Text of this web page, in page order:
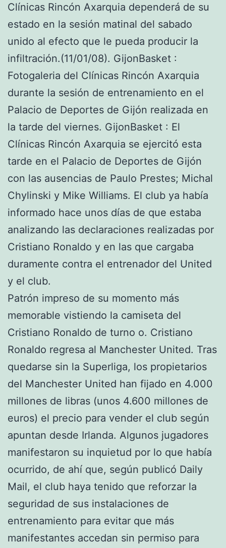
Clínicas Rincón Axarquia dependerá de su
estado en la sesión matinal del sabado
unido al efecto que le pueda producir la
infiltración.(11/01/08). GijonBasket :
Fotogaleria del Clínicas Rincón Axarquia
durante la sesión de entrenamiento en el
Palacio de Deportes de Gijón realizada en
la tarde del viernes. GijonBasket : El
Clínicas Rincón Axarquia se ejercitó esta
tarde en el Palacio de Deportes de Gijón
con las ausencias de Paulo Prestes; Michal
Chylinski y Mike Williams. El club ya había
informado hace unos días de que estaba
analizando las declaraciones realizadas por
Cristiano Ronaldo y en las que cargaba
duramente contra el entrenador del United
y el club.
Patrón impreso de su momento más
memorable vistiendo la camiseta del
Cristiano Ronaldo de turno o. Cristiano
Ronaldo regresa al Manchester United. Tras
quedarse sin la Superliga, los propietarios
del Manchester United han fijado en 4.000
millones de libras (unos 4.600 millones de
euros) el precio para vender el club según
apuntan desde Irlanda. Algunos jugadores
manifestaron su inquietud por lo que había
ocurrido, de ahí que, según publicó Daily
Mail, el club haya tenido que reforzar la
seguridad de sus instalaciones de
entrenamiento para evitar que más
manifestantes accedan sin permiso para